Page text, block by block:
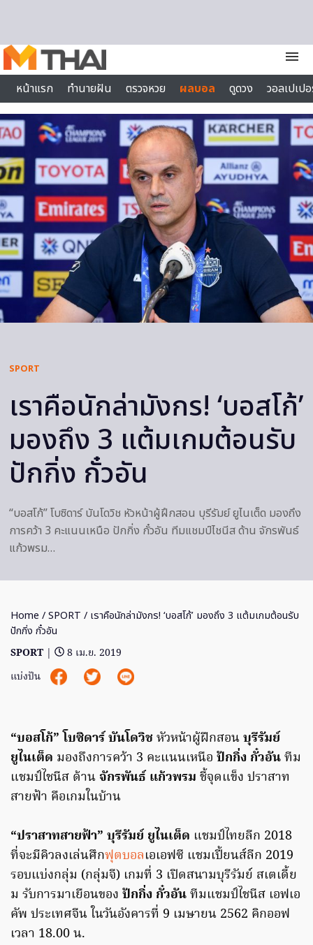
menu
หน้าแรก
ทำนายฝัน ตรวจหวย ผลบอล ดูดวง
วอลเปเป
ไลฟ์สไตล์
SPORT
เราคือนักล่ามังกร! ‘บอสโก้’
มองถึง 3 แต้มเกมต้อนรับ
ปักกิ่ง กั๋วอัน
“บอสโก้” โบซิดาร์ บันโดวิช หัวหน้าผู้ฝึกสอน บุรีรัมย์ ยูไนเต็ด มองถึง
การคว้า 3 คะแนนเหนือ ปักกิ่ง กั๋วอัน ทีมแชมป์ไชนีส ด้าน จักรพันธ์
แก้วพรม…
Home /SPORT / เราคือนักล่ามังกร! ‘บอสโก้’ มองถึง 3 แต้มเกมต้อนรับ
ปักกิ่ง กั๋วอัน
SPORT |
8 เม.ย. 2019
แบ่งปัน
“บอสโก้” โบซิดาร์ บันโดวิชหัวหน้าผู้ฝึกสอนบุรีรัมย์
ยูไนเต็ด มองถึงการคว้า 3 คะแนนเหนือ ปักกิ่ง กั๋วอันทีม
แชมป์ไชนีส ด้าน จักรพันธ์ แก้วพรม ชี้จุดแข็ง ปราสาท
สายฟ้า คือเกมในบ้าน
“ปราสาทสายฟ้า” บุรีรัมย์ ยูไนเต็ด แชมป์ไทยลีก 2018
ที่จะมีคิวลงเล่นศึกฟุตบอลเอเอฟซี แชมเปี้ยนส์ลีก 2019
รอบแบ่งกลุ่ม (กลุ่มจี) เกมที่ 3 เปิดสนามบุรีรัมย์ สเตเดี้ย
ม รับการมาเยือนของ ปักกิ่ง กั๋วอันทีมแชมป์ไชนีส เอฟเอ
คัพ ประเทศจีน ในวันอังคารที่ 9 เมษายน 2562 คิกออฟ
เวลา 18.00 น.